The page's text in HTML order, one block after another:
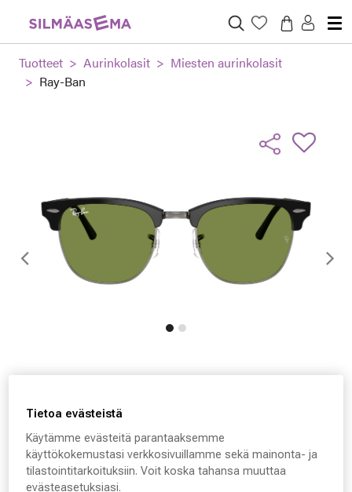
Tuotteet Aurinkolasit
Miesten aurinkolasit
Ray-Ban
Edellinen
Ray-Ban Clubmaster
3016, 601S4E 51 - 21 -
Tietoa evästeistä
Käytämme evästeitä parantaaksemme
käyttökokemustasi verkkosivuillamme sekä mainonta- ja
tilastointitarkoituksiin. Voit koska tahansa muuttaa
evästeasetuksiasi.